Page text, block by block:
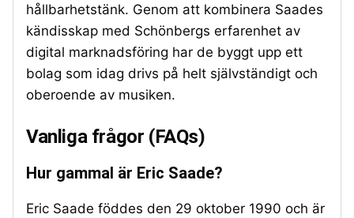
hållbarhetstänk. Genom att kombinera Saades
kändisskap med Schönbergs erfarenhet av
digital marknadsföring har de byggt upp ett
bolag som idag drivs på helt självständigt och
oberoende av musiken.
Vanliga frågor (FAQs)
Hur gammal är Eric Saade?
Eric Saade föddes den 29 oktober 1990 och är